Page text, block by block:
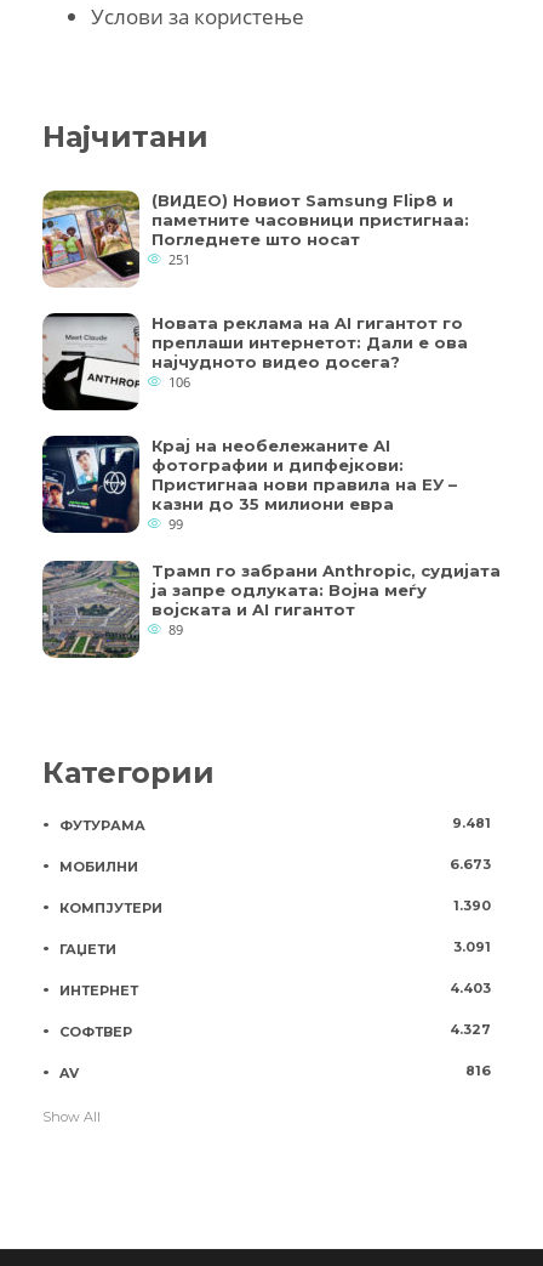
Услови за користење
Најчитани
(ВИДЕО) Новиот Samsung Flip8 и
паметните часовници пристигнаа:
Погледнете што носат
251
Новата реклама на AI гигантот го
преплаши интернетот: Дали е ова
најчудното видео досега?
106
Крај на необележаните AI
фотографии и дипфејкови:
Пристигнаа нови правила на ЕУ –
казни до 35 милиони евра
99
Трамп го забрани Anthropic, судијата
ја запре одлуката: Војна меѓу
војската и AI гигантот
89
Категории
ФУТУРАМА 9.481
МОБИЛНИ 6.673
КОМПЈУТЕРИ 1.390
ГАЏЕТИ 3.091
ИНТЕРНЕТ 4.403
СОФТВЕР 4.327
AV 816
Show All